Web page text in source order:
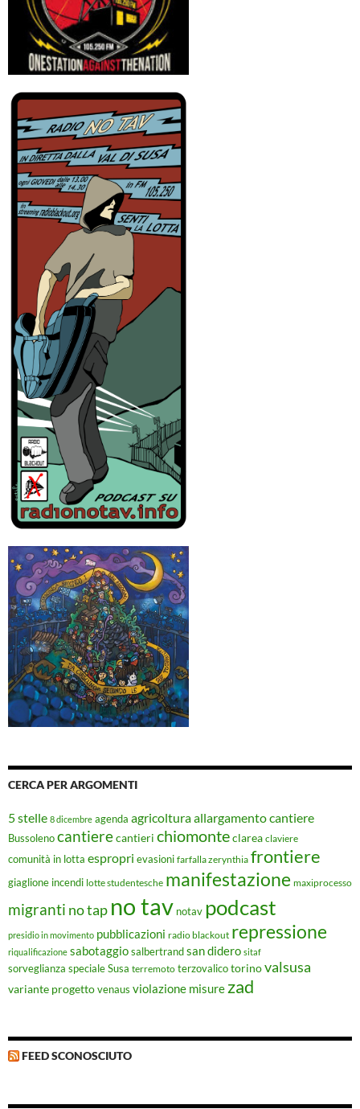
CERCA PER ARGOMENTI
5 stelle 8 dicembre agenda agricolturaallargamento cantiere
Bussolenocantierecantieri chiomonteclarea claviere
comunità in lotta espropri evasioni farfalla zerynthia frontiere
giaglione incendi lotte studentesche manifestazione maxiprocesso
migranti no tap no tav notav podcast
presidio in movimento pubblicazioni radio blackout repressione
riqualificazione sabotaggiosalbertrandsan didero sitaf
sorveglianza speciale Susa terremoto terzovalico torinovalsusa
variante progettovenaus violazione misure zad
FEED SCONOSCIUTO